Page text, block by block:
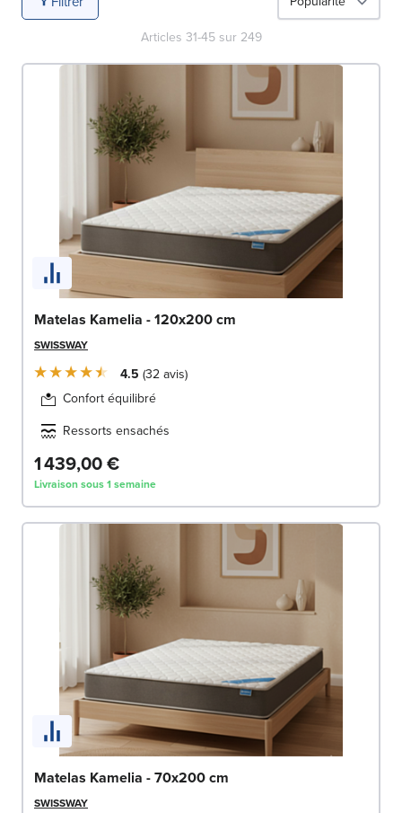
Articles 31-45sur 249
Matelas Kamelia - 120x200 cm
SWISSWAY
4.5 32avis
Confort équilibré
Ressorts ensachés
1 439,00 €
Livraison sous 1 semaine
Matelas Kamelia - 70x200 cm
SWISSWAY